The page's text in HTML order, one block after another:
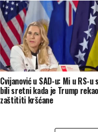
Cvijanović u SAD-u: Mi u RS-u
bili sretni kada je Trump
zaštititi kršćane